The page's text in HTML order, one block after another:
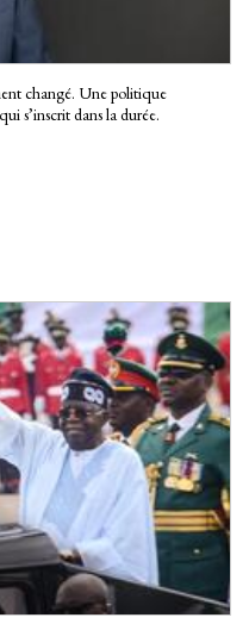
changé. Une politique
s’inscrit dans la durée.